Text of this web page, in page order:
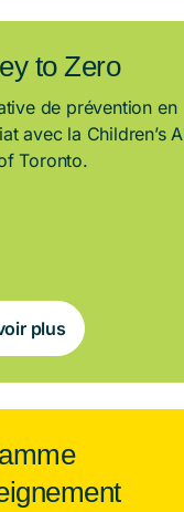
to Zero
de prévention en
avec la Children’s
Toronto.
plus